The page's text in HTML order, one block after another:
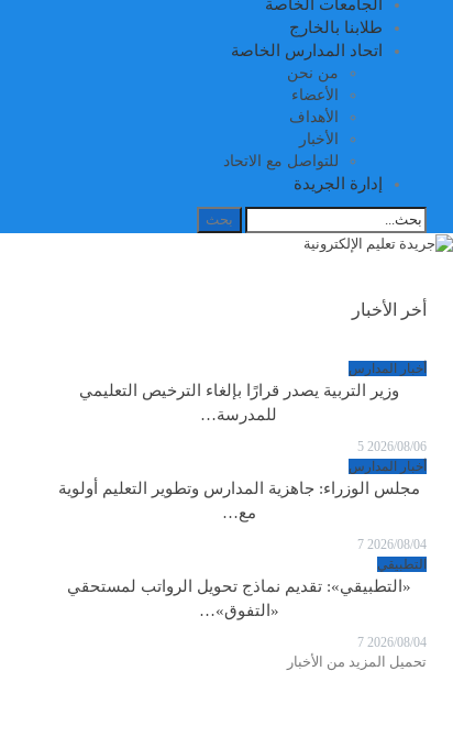
الجامعات الخاصة
طلابنا بالخارج
اتحاد المدارس الخاصة
من نحن
الأعضاء
الأهداف
الأخبار
للتواصل مع الاتحاد
إدارة الجريدة
أخر الأخبار
أخبار المدارس
وزير التربية يصدر قرارًا بإلغاء الترخيص التعليمي
للمدرسة…
2026/08/06
5
أخبار المدارس
مجلس الوزراء: جاهزية المدارس وتطوير التعليم أولوية
مع…
2026/08/04
7
التطبيقي
«التطبيقي»: تقديم نماذج تحويل الرواتب لمستحقي
«التفوق»…
2026/08/04
7
تحميل المزيد من الأخبار